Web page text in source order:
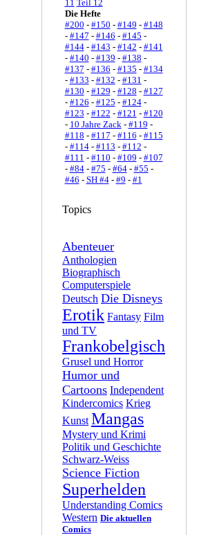
11 Teil 12
Die Hefte
#200 - #150 - #149 - #148
- #147 - #146 - #145 -
#144- #143 - #142 - #141
- #140 - #139 - #138 -
#137 - #136 - #135 - #134
- #133 - #132 - #131 -
#130 - #129 - #128 - #127
- #126 - #125 - #124-
#123 - #122 - #121 - #120
- 10 Jahre Zack- #119 -
#118 - #117 - #116 - #115
- #114- #113 - #112 -
#111 - #110 - #109 - #107
- #84- #75 - #64- #55 -
#46 - SH #4- #9 - #1
Topics
Abenteuer
Anthologien
Biographisch
Computerspiele
Deutsch Die Disneys
Erotik Fantasy Film
und TV
Frankobelgisch
Grusel und Horror
Humor und
Cartoons Independent
Kindercomics Krieg
Kunst Mangas
Mystery und Krimi
Politik und Geschichte
Schwarz-Weiss
Science Fiction
Superhelden
Understanding Comics
Western Die aktuellen
Comics